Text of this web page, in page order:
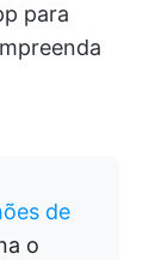
para
de
o